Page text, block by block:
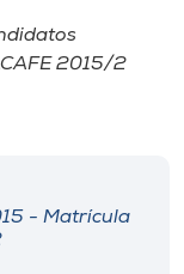
2015/2
- Matrícula